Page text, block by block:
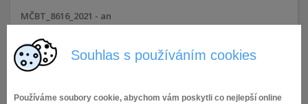
Souhlas s používáním cookies
Používáme soubory cookie, abychom vám poskytli co nejlepší online
MČBT_8616_2021 - an
129× zobrazeno
28.12.2021